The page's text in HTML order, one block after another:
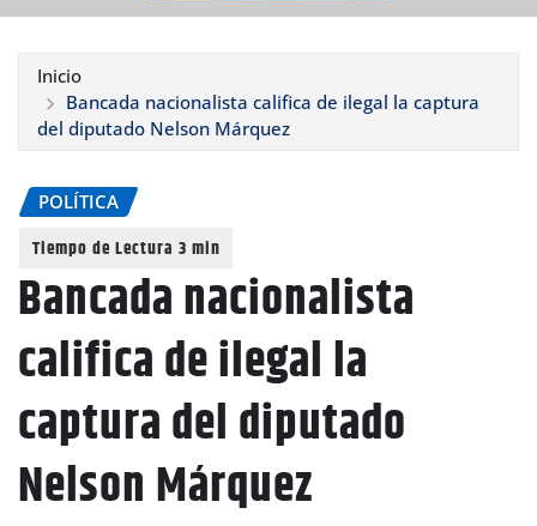
Inicio
Bancada nacionalista califica de ilegal la captura
del diputado Nelson Márquez
POLÍTICA
Bancada nacionalista
califica de ilegal la
captura del diputado
Nelson Márquez